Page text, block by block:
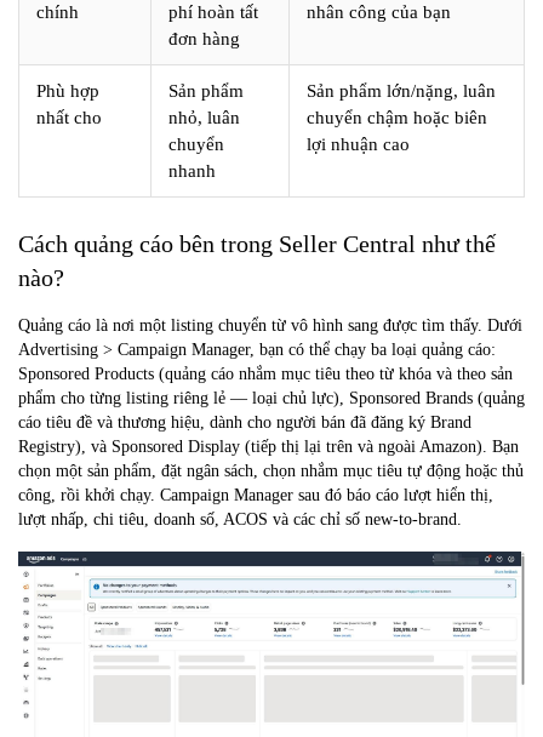
chính
phí hoàn tất
đơn hàng
nhân công của bạn
Phù hợp
nhất cho
Sản phẩm
nhỏ, luân
chuyển
nhanh
Sản phẩm lớn/nặng, luân
chuyển chậm hoặc biên
lợi nhuận cao
Cách quảng cáo bên trong Seller Central như thế
nào?
Quảng cáo là nơi một listing chuyển từ vô hình sang được tìm thấy. Dưới
Advertising > Campaign Manager, bạn có thể chạy ba loại quảng cáo:
Sponsored Products (quảng cáo nhắm mục tiêu theo từ khóa và theo sản
phẩm cho từng listing riêng lẻ — loại chủ lực), Sponsored Brands (quảng
cáo tiêu đề và thương hiệu, dành cho người bán đã đăng ký Brand
Registry), và Sponsored Display (tiếp thị lại trên và ngoài Amazon). Bạn
chọn một sản phẩm, đặt ngân sách, chọn nhắm mục tiêu tự động hoặc thủ
công, rồi khởi chạy. Campaign Manager sau đó báo cáo lượt hiển thị,
lượt nhấp, chi tiêu, doanh số, ACOS và các chỉ số new-to-brand.